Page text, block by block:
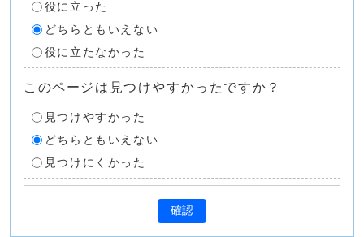
役に立った
どちらともいえない
役に立たなかった
このページは見つけやすかったですか？
見つけやすかった
どちらともいえない
見つけにくかった
確認